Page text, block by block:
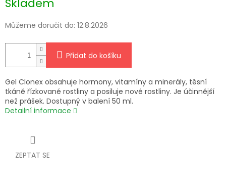
cena:
Skladem
Můžeme doručit do: 12.8.2026
Přidat do košíku
Gel Clonex obsahuje hormony, vitamíny a minerály, těsní
tkáně řízkované rostliny a posiluje nové rostliny. Je účinnější
než prášek. Dostupný v balení 50 ml.
Detailní informace
ZEPTAT SE